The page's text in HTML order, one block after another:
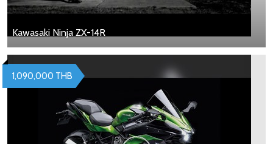
Kawasaki Ninja ZX-14R
1,090,000 THB